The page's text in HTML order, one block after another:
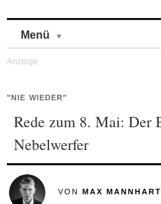
Menü
"NIE WIEDER"
Rede zum 8. Mai: Der
Nebelwerfer
VON MAX MANNHART